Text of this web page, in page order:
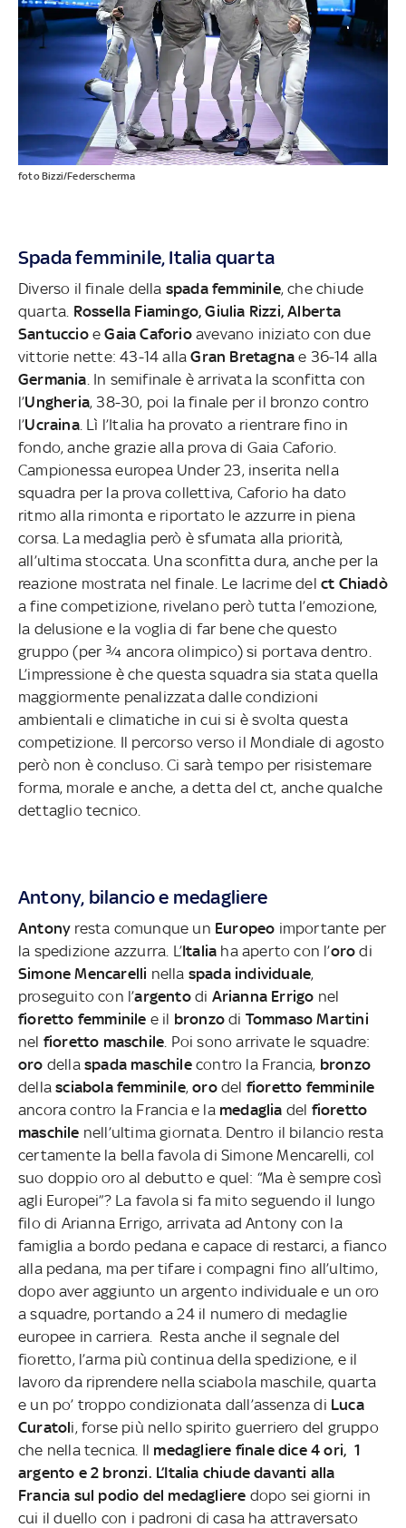
foto Bizzi/Federscherma
Spada femminile, Italia quarta
Diverso il finale della spada femminile, che chiude
quarta. Rossella Fiamingo, Giulia Rizzi, Alberta
Santuccio eGaia Caforioavevano iniziato con due
vittorie nette: 43-14 allaGran Bretagna e 36-14 alla
Germania. In semifinale è arrivata la sconfitta con
l’Ungheria, 38-30, poi la finale per il bronzo contro
l’Ucraina. Lì l’Italia ha provato a rientrare fino in
fondo, anche grazie alla prova di Gaia Caforio.
Campionessa europea Under 23, inserita nella
squadra per la prova collettiva, Caforio ha dato
ritmo alla rimonta e riportato le azzurre in piena
corsa. La medaglia però è sfumata alla priorità,
all’ultima stoccata. Una sconfitta dura, anche per la
reazione mostrata nel finale. Le lacrime del ct Chiadò
a fine competizione, rivelano però tutta l’emozione,
la delusione e la voglia di far bene che questo
gruppo (per ¾ ancora olimpico) si portava dentro.
L’impressione è che questa squadra sia stata quella
maggiormente penalizzata dalle condizioni
ambientali e climatiche in cui si è svolta questa
competizione. Il percorso verso il Mondiale di agosto
però non è concluso. Ci sarà tempo per risistemare
forma, morale e anche, a detta del ct, anche qualche
dettaglio tecnico.
Antony, bilancio e medagliere
Antony resta comunque un Europeo importante per
la spedizione azzurra. L’Italia ha aperto con l’oro di
Simone Mencarelli nella spada individuale,
proseguito con l’argentodi Arianna Errigo nel
fioretto femminile e il bronzodi Tommaso Martini
nel fioretto maschile. Poi sono arrivate le squadre:
oro dellaspada maschilecontro la Francia, bronzo
della sciabola femminile,orodel fioretto femminile
ancora contro la Francia e la medaglia del fioretto
maschile nell’ultima giornata. Dentro il bilancio resta
certamente la bella favola di Simone Mencarelli, col
suo doppio oro al debutto e quel: “Ma è sempre così
agli Europei”? La favola si fa mito seguendo il lungo
filo di Arianna Errigo, arrivata ad Antony con la
famiglia a bordo pedana e capace di restarci, a fianco
alla pedana, ma per tifare i compagni fino all’ultimo,
dopo aver aggiunto un argento individuale e un oro
a squadre, portando a 24 il numero di medaglie
europee in carriera. Resta anche il segnale del
fioretto, l’arma più continua della spedizione, e il
lavoro da riprendere nella sciabola maschile, quarta
e un po’ troppo condizionata dall’assenza di Luca
Curatoli, forse più nello spirito guerriero del gruppo
che nella tecnica. Il medagliere finale dice 4 ori, 1
argento e 2 bronzi. L’Italia chiude davanti alla
Francia sul podio del medagliere dopo sei giorni in
cui il duello con i padroni di casa ha attraversato